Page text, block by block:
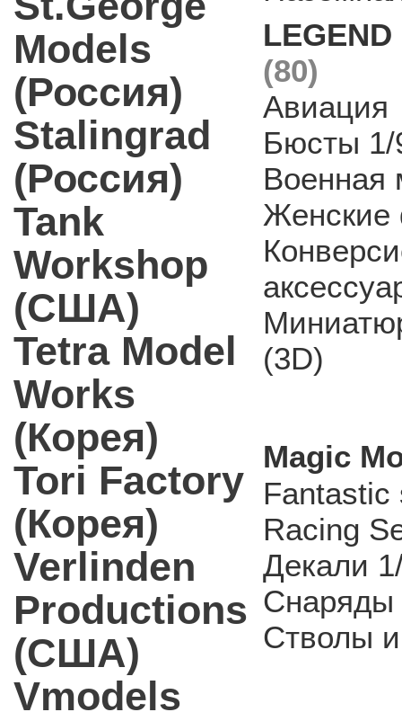
Models
(Россия)
Stalingrad
(Россия)
Tank
Workshop
(США)
Tetra Model
Works
(Корея)
Tori Factory
(Корея)
Verlinden
Productions
(США)
Vmodels
(80)
Авиация
Бюсты 1/
Военная
Женские
(3D)
Magic
Fantastic
Racing
Декали
Снаряды
Стволы